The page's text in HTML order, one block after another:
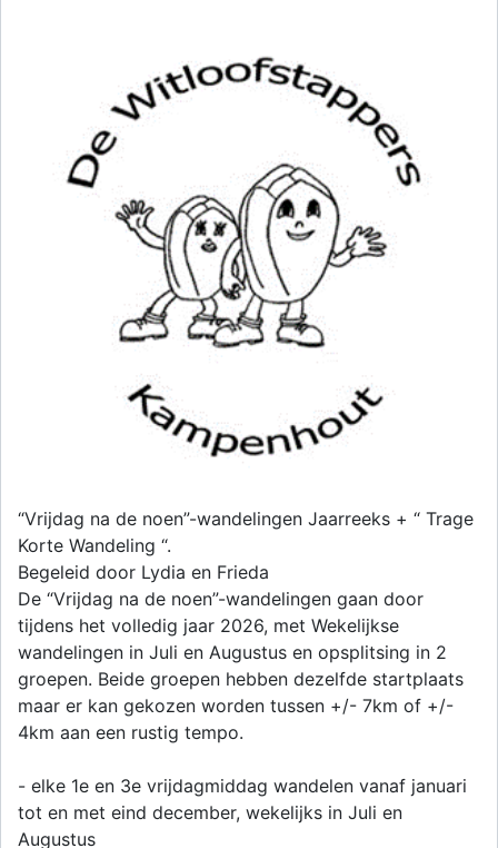
“Vrijdag na de noen”-wandelingen Jaarreeks + “ Trage
Korte Wandeling “.
Begeleid door Lydia en Frieda
De “Vrijdag na de noen”-wandelingen gaan door
tijdens het volledig jaar 2026, met Wekelijkse
wandelingen in Juli en Augustus en opsplitsing in 2
groepen. Beide groepen hebben dezelfde startplaats
maar er kan gekozen worden tussen +/- 7km of +/-
4km aan een rustig tempo.
- elke 1e en 3e vrijdagmiddag wandelen vanaf januari
tot en met eind december, wekelijks in Juli en
Augustus